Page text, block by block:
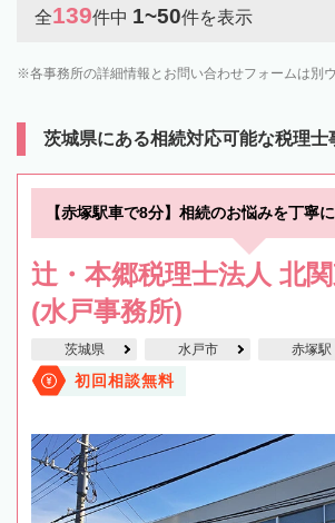
全139件中 1~50件を表示
各事務所の詳細情報とお問い合わせフォームは別
茨城県にある相続対応可能な税理士
【赤塚駅車で8分】相続のお悩みを丁寧
辻・本郷税理士法人 北
(水戸事務所)
茨城県 水戸市 赤塚駅
初回相談無料